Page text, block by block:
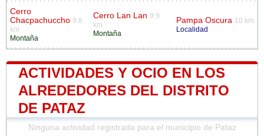
Cerro
Chacpachuccho 9.8
km
Montaña
Cerro Lan Lan 9.9
km
Montaña
Pampa Oscura 10 km
Localidad
ACTIVIDADES Y OCIO EN LOS
ALREDEDORES DEL DISTRITO
DE PATAZ
Ninguna actividad registrada para el municipio de Pataz